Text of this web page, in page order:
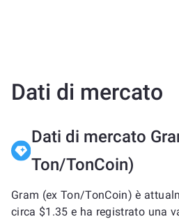
Dati di mercato
Dati di mercato
Ton/TonCoin)
Gram (ex Ton/TonCoin) è
circa $1.35 e ha registrato una